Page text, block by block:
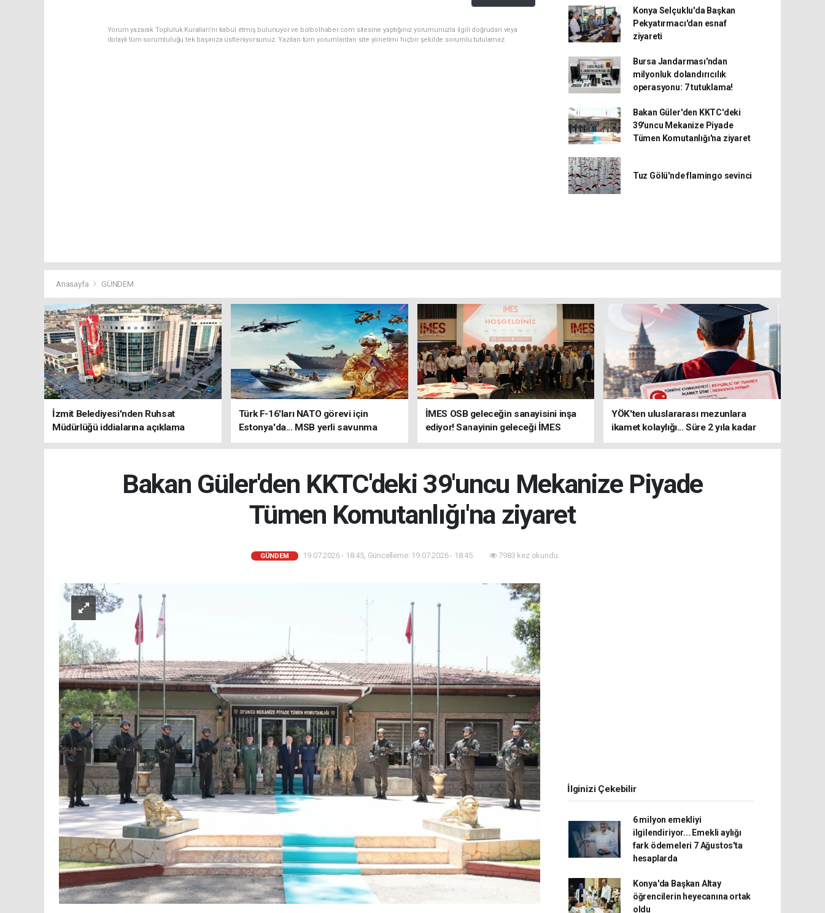
Yorum yazarak Topluluk Kuralları’nı kabul etmiş bulunuyor ve bolbolhaber.com sitesine yaptığınız yorumunuzla ilgili doğrudan veya
dolaylı tüm sorumluluğu tek başınıza üstleniyorsunuz. Yazılan tüm yorumlardan site yönetimi hiçbir şekilde sorumlu tutulamaz.
Konya Selçuklu'da Başkan
Pekyatırmacı'dan esnaf
ziyareti
Bursa Jandarması'ndan
milyonluk dolandırıcılık
operasyonu: 7 tutuklama!
Bakan Güler'den KKTC'deki
39'uncu Mekanize Piyade
Tümen Komutanlığı'na ziyaret
Tuz Gölü'nde flamingo sevinci
Anasayfa GÜNDEM
İzmit Belediyesi'nden Ruhsat
Müdürlüğü iddialarına açıklama
Türk F-16'ları NATO görevi için
Estonya'da... MSB yerli savunma
sistemleriyle güçleniyor
İMES OSB geleceğin sanayisini inşa
ediyor! Sanayinin geleceği İMES
OSB'de konuşuldu
YÖK'ten uluslararası mezunlara
ikamet kolaylığı... Süre 2 yıla kadar
uzatılabilecek
Bakan Güler'den KKTC'deki 39'uncu Mekanize Piyade
Tümen Komutanlığı'na ziyaret
GÜNDEM 19.07.2026 - 18:45, Güncelleme: 19.07.2026 - 18:45 7983 kez okundu.
İlginizi Çekebilir
6 milyon emekliyi
ilgilendiriyor... Emekli aylığı
fark ödemeleri 7 Ağustos'ta
hesaplarda
Konya'da Başkan Altay
öğrencilerin heyecanına ortak
oldu